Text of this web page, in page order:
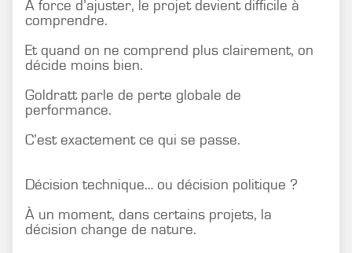
À force d’ajuster, le projet devient difficile à
comprendre.
Et quand on ne comprend plus clairement, on
décide moins bien.
Goldratt parle de perte globale de
performance.
C’est exactement ce qui se passe.
Décision technique… ou décision politique ?
À un moment, dans certains projets, la
décision change de nature.